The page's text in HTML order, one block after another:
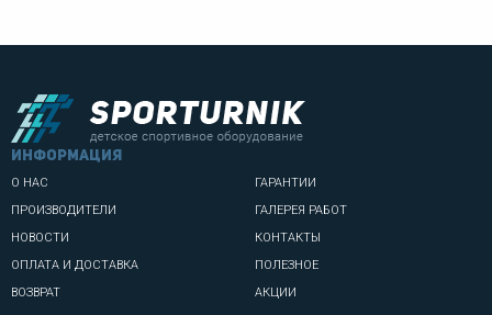
информация
О НАС
ПРОИЗВОДИТЕЛИ
НОВОСТИ
ОПЛАТА И ДОСТАВКА
ВОЗВРАТ
ГАРАНТИИ
ГАЛЕРЕЯ РАБОТ
КОНТАКТЫ
ПОЛЕЗНОЕ
АКЦИИ